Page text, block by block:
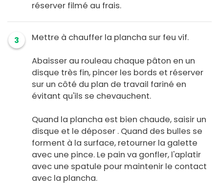
réserver filmé au frais.
3 Mettre à chauffer la plancha sur feu vif.
Abaisser au rouleau chaque pâton en un
disque très fin, pincer les bords et réserver
sur un côté du plan de travail fariné en
évitant qu'ils se chevauchent.
Quand la plancha est bien chaude, saisir un
disque et le déposer . Quand des bulles se
forment à la surface, retourner la galette
avec une pince. Le pain va gonfler, l'aplatir
avec une spatule pour maintenir le contact
avec la plancha.